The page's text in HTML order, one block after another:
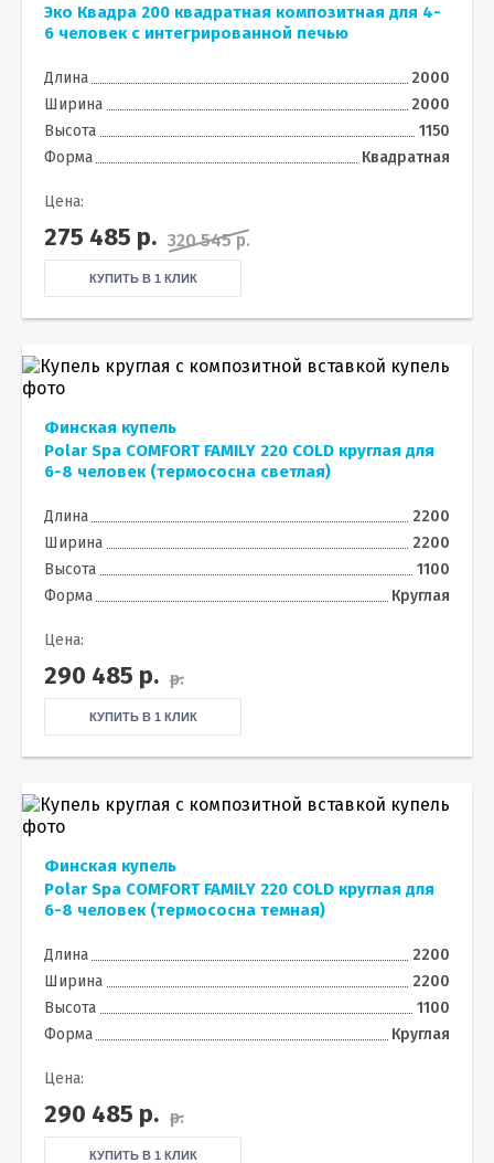
Эко Квадра 200 квадратная композитная для 4-
6 человек с интегрированной печью
Длина
2000
Ширина
2000
Высота
1150
Форма
Квадратная
Цена:
275 485 р. 320 545 р.
КУПИТЬ В 1 КЛИК
Финская купель
Polar Spa COMFORT FAMILY 220 COLD круглая для
6-8 человек (термососна светлая)
Длина
2200
Ширина
2200
Высота
1100
Форма
Круглая
Цена:
290 485 р. р.
КУПИТЬ В 1 КЛИК
Финская купель
Polar Spa COMFORT FAMILY 220 COLD круглая для
6-8 человек (термососна темная)
Длина
2200
Ширина
2200
Высота
1100
Форма
Круглая
Цена:
290 485 р. р.
КУПИТЬ В 1 КЛИК